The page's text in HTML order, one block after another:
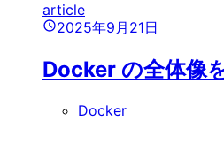
article
2025年9月21日
Docker の全体像
Docker